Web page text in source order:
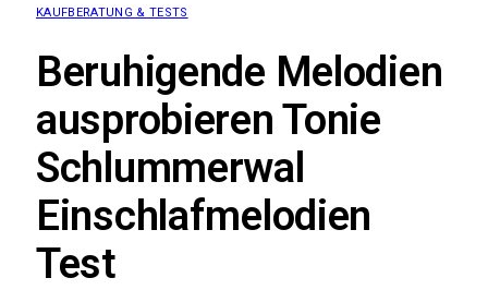
KAUFBERATUNG & TESTS
Beruhigende Melodien
ausprobieren Tonie
Schlummerwal
Einschlafmelodien
Test